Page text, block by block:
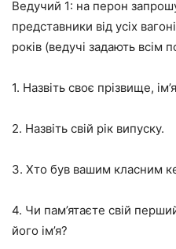
Ведучий 1: на перон
представники від усіх
років (ведучі задають всім
1. Назвіть своє прізвище,
2. Назвіть свій рік випуску.
3. Хто був вашим класним
4. Чи пам’ятаєте свій
його ім’я?